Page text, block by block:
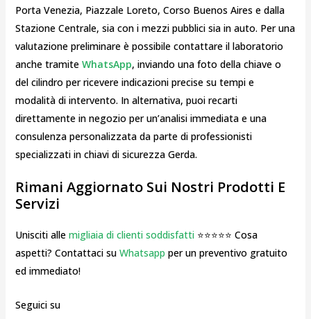
Porta Venezia, Piazzale Loreto, Corso Buenos Aires e dalla
Stazione Centrale, sia con i mezzi pubblici sia in auto. Per una
valutazione preliminare è possibile contattare il laboratorio
anche tramite WhatsApp, inviando una foto della chiave o
del cilindro per ricevere indicazioni precise su tempi e
modalità di intervento. In alternativa, puoi recarti
direttamente in negozio per un’analisi immediata e una
consulenza personalizzata da parte di professionisti
specializzati in chiavi di sicurezza Gerda.
Rimani Aggiornato Sui Nostri Prodotti E
Servizi
Unisciti alle migliaia di clienti soddisfatti⭐⭐⭐⭐⭐ Cosa
aspetti? Contattaci su Whatsapp per un preventivo gratuito
ed immediato!
Seguici su